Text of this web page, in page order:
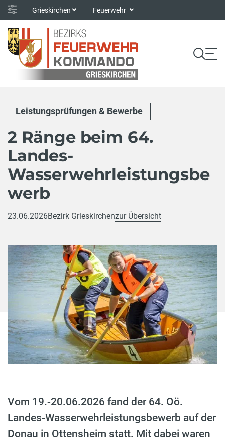
Grieskirchen Feuerwehr
Leistungsprüfungen & Bewerbe
2 Ränge beim 64.
Landes-
Wasserwehrleistungsbe
werb
23.06.2026Bezirk Grieskirchenzur Übersicht
Vom 19.-20.06.2026 fand der 64. Oö.
Landes-Wasserwehrleistungsbewerb auf der
Donau in Ottensheim statt. Mit dabei waren